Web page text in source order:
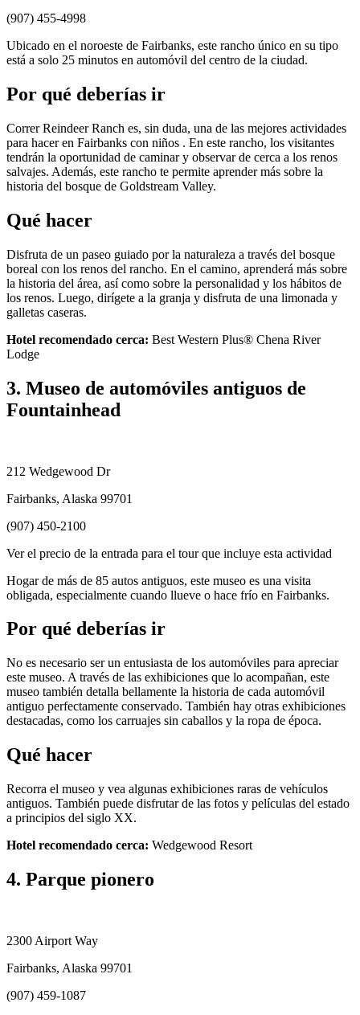
(907) 455-4998
Ubicado en el noroeste de Fairbanks, este rancho único en su tipo
está a solo 25 minutos en automóvil del centro de la ciudad.
Por qué deberías ir
Correr Reindeer Ranch es, sin duda, una de las mejores actividades
para hacer en Fairbanks con niños . En este rancho, los visitantes
tendrán la oportunidad de caminar y observar de cerca a los renos
salvajes. Además, este rancho te permite aprender más sobre la
historia del bosque de Goldstream Valley.
Qué hacer
Disfruta de un paseo guiado por la naturaleza a través del bosque
boreal con los renos del rancho. En el camino, aprenderá más sobre
la historia del área, así como sobre la personalidad y los hábitos de
los renos. Luego, dirígete a la granja y disfruta de una limonada y
galletas caseras.
Hotel recomendado cerca: Best Western Plus® Chena River
Lodge
3. Museo de automóviles antiguos de
Fountainhead
212 Wedgewood Dr
Fairbanks, Alaska 99701
(907) 450-2100
Ver el precio de la entrada para el tour que incluye esta actividad
Hogar de más de 85 autos antiguos, este museo es una visita
obligada, especialmente cuando llueve o hace frío en Fairbanks.
Por qué deberías ir
No es necesario ser un entusiasta de los automóviles para apreciar
este museo. A través de las exhibiciones que lo acompañan, este
museo también detalla bellamente la historia de cada automóvil
antiguo perfectamente conservado. También hay otras exhibiciones
destacadas, como los carruajes sin caballos y la ropa de época.
Qué hacer
Recorra el museo y vea algunas exhibiciones raras de vehículos
antiguos. También puede disfrutar de las fotos y películas del estado
a principios del siglo XX.
Hotel recomendado cerca: Wedgewood Resort
4. Parque pionero
2300 Airport Way
Fairbanks, Alaska 99701
(907) 459-1087